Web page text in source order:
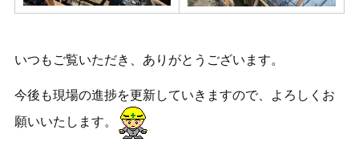
いつもご覧いただき、ありがとうございます。
今後も現場の進捗を更新していきますので、よろしくお
願いいたします。